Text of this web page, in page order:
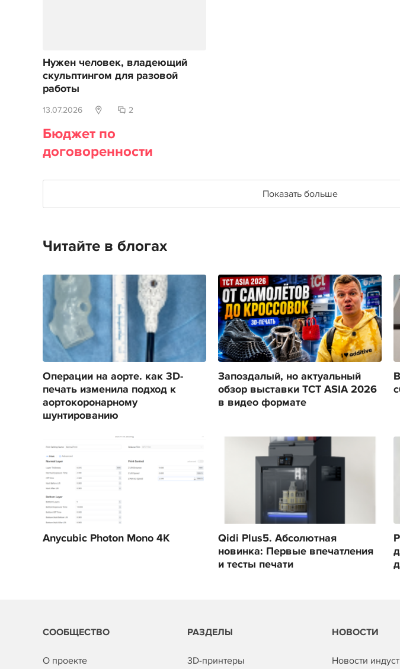
Нужен человек, владеющий
скульптингом для разовой
работы
13.07.2026 2
Бюджет по
договоренности
Показать больше
Читайте в блогах
Операции на аорте. как 3D-
печать изменила подход к
аортокоронарному
шунтированию
Запоздалый, но актуальный
обзор выставки TCT ASIA 2026
в видео формате
Anycubic Photon Mono 4K
Qidi Plus5. Абсолютная
новинка: Первые впечатления
и тесты печати
СООБЩЕСТВО
О проекте
РАЗДЕЛЫ
3D-принтеры
НОВОСТИ
Новости